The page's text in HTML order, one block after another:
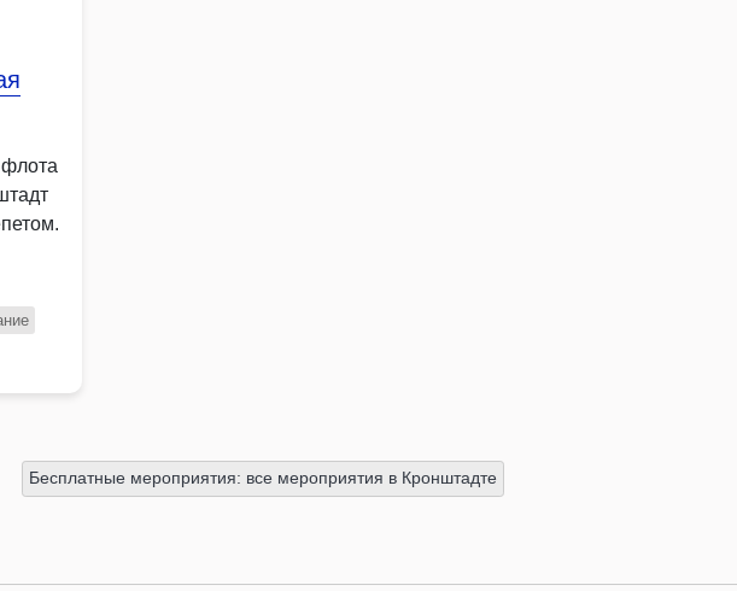
Бесплатные мероприятия: все мероприятия в Кронштадте